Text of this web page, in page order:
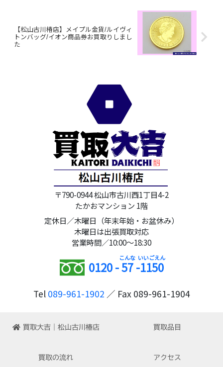
【松山古川椿店】メイプル金貨/ルイヴィ
トンバッグ/イオン商品券お買取りしまし
た
〒790-0944 松山市古川西1丁目4-2
たかおマンション 1階
定休日／木曜日（年末年始・お盆休み）
木曜日は出張買取対応
営業時間／10:00～18:30
0120 -57-1150
Tel 089-961-1902 ／ Fax 089-961-1904
買取大吉｜松山古川椿店 買取品目
買取の流れ アクセス